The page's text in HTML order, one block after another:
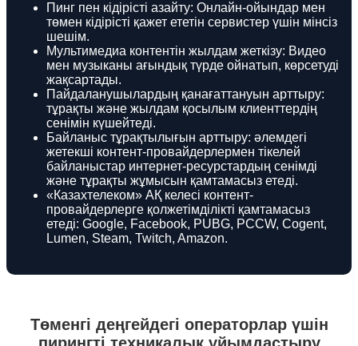
Пинг пен кідірісті азайту: Онлайн-ойындар мен
төмен кідірісті қажет ететін сервистер үшін мінсіз
шешім.
Мультимедиа контентін жылдам жеткізу: Видео
мен музыканы ағындық түрде ойнатып, көрсетуді
жақсартады.
Пайдаланушылардың қанағаттануын арттыру:
тұрақты және жылдам қосылым клиенттердің
сенімін күшейтеді.
Байланыс тұрақтылығын арттыру: әлемдегі
жетекші контент-провайдерлермен тікелей
байланыстар интернет-ресурстардың сенімді
және тұрақты жұмысын қамтамасыз етеді.
«Казахтелеком» АҚ келесі контент-
провайдерлерге қолжетімділікті қамтамасыз
етеді: Google, Facebook, PUBG, PCCW, Cogent,
Lumen, Steam, Twitch, Amazon.
Төменгі деңгейдегі операторлар үшін